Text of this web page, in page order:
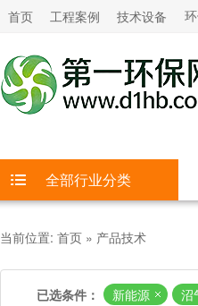
首页 工程案例 技术设备
全部行业分类
当前位置: 首页 » 产品技术
已选条件： 新能源 沼